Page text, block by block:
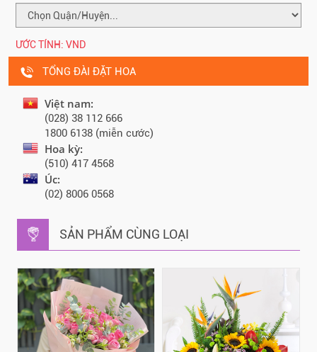
ƯỚC TÍNH: VND
TỔNG ĐÀI ĐẶT HOA
Việt nam:
(028) 38 112 666
1800 6138 (miễn cước)
Hoa kỳ:
(510) 417 4568
Úc:
(02) 8006 0568
SẢN PHẨM CÙNG LOẠI